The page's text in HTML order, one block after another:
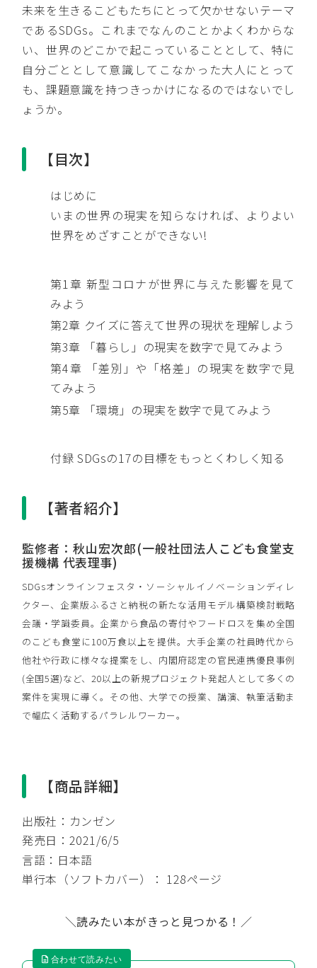
未来を生きるこどもたちにとって欠かせないテーマ
であるSDGs。これまでなんのことかよくわからな
い、世界のどこかで起こっていることとして、特に
自分ごととして意識してこなかった大人にとって
も、課題意識を持つきっかけになるのではないでし
ょうか。
【目次】
はじめに
いまの世界の現実を知らなければ、よりよい
世界をめざすことができない!
第1章 新型コロナが世界に与えた影響を見て
みよう
第2章 クイズに答えて世界の現状を理解しよう
第3章 「暮らし」の現実を数字で見てみよう
第4章 「差別」や「格差」の現実を数字で見
てみよう
第5章 「環境」の現実を数字で見てみよう
付録 SDGsの17の目標をもっとくわしく知る
【著者紹介】
監修者：秋山宏次郎(一般社団法人こども食堂支
援機構 代表理事)
SDGsオンラインフェスタ・ソーシャルイノベーションディレ
クター、企業版ふるさと納税の新たな活用モデル構築検討戦略
会議・学識委員。企業から食品の寄付やフードロスを集め全国
のこども食堂に100万食以上を提供。大手企業の社員時代から
他社や行政に様々な提案をし、内閣府認定の官民連携優良事例
(全国5選)など、20以上の新規プロジェクト発起人として多くの
案件を実現に導く。その他、大学での授業、講演、執筆活動ま
で幅広く活動するパラレルワーカー。
【商品詳細】
出版社：カンゼン
発売日：2021/6/5
言語：日本語
単行本（ソフトカバー）： 128ページ
＼読みたい本がきっと見つかる！／